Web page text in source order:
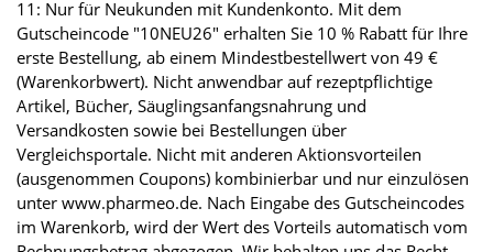
11: Nur für Neukunden mit Kundenkonto. Mit dem
Gutscheincode "10NEU26" erhalten Sie 10 % Rabatt für Ihre
erste Bestellung, ab einem Mindestbestellwert von 49 €
(Warenkorbwert). Nicht anwendbar auf rezeptpflichtige
Artikel, Bücher, Säuglingsanfangsnahrung und
Versandkosten sowie bei Bestellungen über
Vergleichsportale. Nicht mit anderen Aktionsvorteilen
(ausgenommen Coupons) kombinierbar und nur einzulösen
unter www.pharmeo.de. Nach Eingabe des Gutscheincodes
im Warenkorb, wird der Wert des Vorteils automatisch vom